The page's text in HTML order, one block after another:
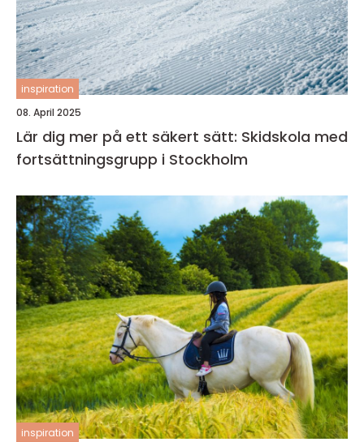
inspiration
08. April 2025
Lär dig mer på ett säkert sätt: Skidskola med
fortsättningsgrupp i Stockholm
inspiration